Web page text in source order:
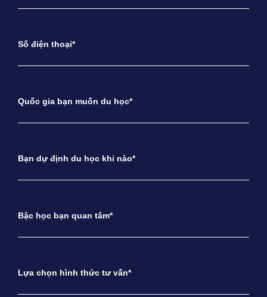
Số điện thoại*
Quốc gia bạn muốn du học*
Bạn dự định du học khi nào*
Bậc học bạn quan tâm*
Lựa chọn hình thức tư vấn*